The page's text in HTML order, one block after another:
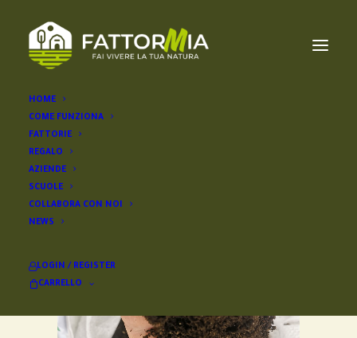
HOME
COME FUNZIONA
FATTORIE
REGALO
AZIENDE
SCUOLE
COLLABORA CON NOI
NEWS
LOGIN / REGISTER
CARRELLO